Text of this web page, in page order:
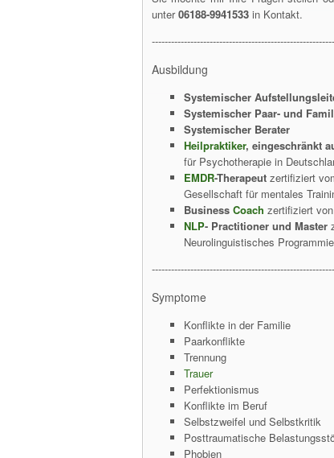
unter06188-9941533 in Kontakt.
Ausbildung
Systemischer
Systemischer Paar- und
Systemischer Berater
Heilpraktiker, eingeschränkt
für Psychotherapie in
EMDR-Therapeut zertifiziert
Gesellschaft für mentales
Business Coach zertifiziert
NLP- Practitioner und Master
Neurolinguistisches
Symptome
Konflikte in der Familie
Paarkonflikte
Trennung
Trauer
Perfektionismus
Konflikte im Beruf
Selbstzweifel und Selbstkritik
Posttraumatische
Phobien